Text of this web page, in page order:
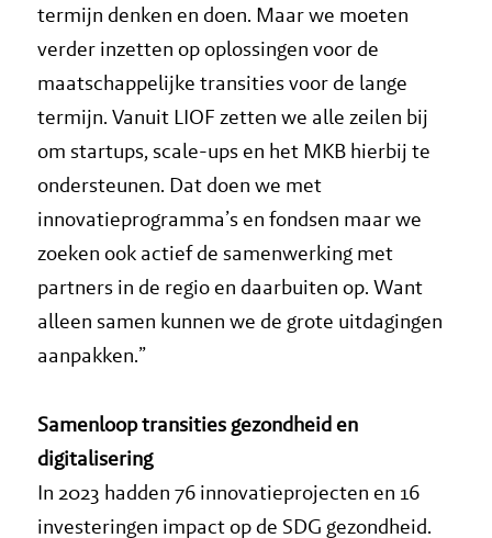
termijn denken en doen. Maar we moeten
verder inzetten op oplossingen voor de
maatschappelijke transities voor de lange
termijn. Vanuit LIOF zetten we alle zeilen bij
om startups, scale-ups en het MKB hierbij te
ondersteunen. Dat doen we met
innovatieprogramma’s en fondsen maar we
zoeken ook actief de samenwerking met
partners in de regio en daarbuiten op. Want
alleen samen kunnen we de grote uitdagingen
aanpakken.”
Samenloop transities gezondheid en
digitalisering
In 2023 hadden 76 innovatieprojecten en 16
investeringen impact op de SDG gezondheid.